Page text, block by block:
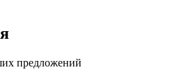
предложений